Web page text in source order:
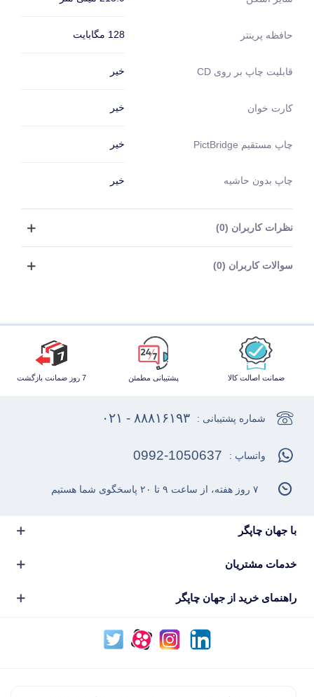
حافظه پرینتر 128 مگابایت
قابلیت چاپ بر روی CD خیر
کارت خوان خیر
چاپ مستقیم PictBridge خیر
چاپ بدون حاشیه خیر
نظرات کاربران (0)
سوالات کاربران (0)
ضمانت اصالت کالا پشتیبانی مطمئن 7 روز ضمانت بازگشت
با جهان چاپگر
خدمات مشتریان
راهنمای خرید از جهان چاپگر
شماره پشتیبانی : ۸۸۸۱۶۱۹۳ - ۰۲۱
واتساپ : 0992-1050637
۷ روز هفته، از ساعت ۹ تا ۲۰ پاسخگوی شما هستیم